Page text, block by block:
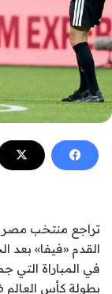
تراجع منتخب مصر
بطولة كأس العالم 2026.